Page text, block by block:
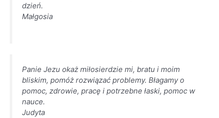
dzień.
Małgosia
Panie Jezu okaż miłosierdzie mi, bratu i moim
bliskim, pomóż rozwiązać problemy. Błagamy o
pomoc, zdrowie, pracę i potrzebne łaski, pomoc w
nauce.
Judyta